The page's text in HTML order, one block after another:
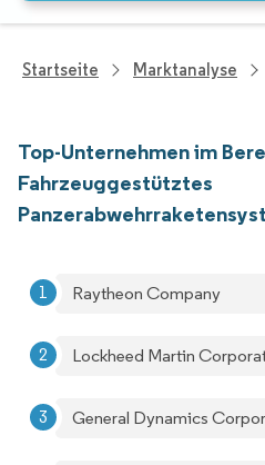
Startseite Marktanalyse
Top-Unternehmen im
Fahrzeuggestütztes
Raytheon Company
Lockheed Martin
General Dynamics